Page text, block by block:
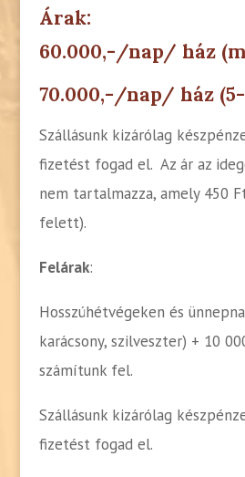
Árak:
60.000,-/nap/ ház
70.000,-/nap/ ház
Szállásunk kizárólag
fizetést fogad el. Az ár az
nem tartalmazza, amely 450
felett).
Felárak:
Hosszúhétvégeken és
karácsony, szilveszter) + 10
számítunk fel.
Szállásunk kizárólag
fizetést fogad el.